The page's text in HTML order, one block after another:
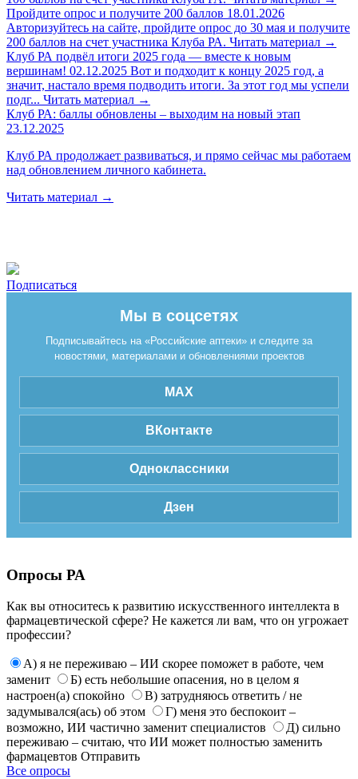
Пройдите опрос и получите 200 баллов 18.01.2026
Авторизуйтесь на сайте, пройдите опрос до 30 мая и получите
200 баллов на счет участника Клуба РА. Читать материал →
Клуб РА подвёл итоги 2025 года — вместе к новым
вершинам! 02.12.2025 Вот и подходит к концу 2025 год, а
значит, настало время подводить итоги. За этот год мы успели
подг... Читать материал →
Клуб РА: баллы обновлены – выходим на новый этап
23.12.2025
Клуб РА продолжает развиваться, и прямо сейчас мы работаем
над обновлением личного кабинета.
Читать материал →
Подписаться
Мы в соцсетях
Подписывайтесь на «Российские аптеки» и следите за
новостями, материалами и обновлениями проектов
MAX
ВКонтакте
Одноклассники
Дзен
Опросы РА
Как вы относитесь к развитию искусственного интеллекта в
фармацевтической сфере? Не кажется ли вам, что он угрожает
профессии?
А) я не переживаю – ИИ скорее поможет в работе, чем
заменит
Б) есть небольшие опасения, но в целом я
настроен(а) спокойно
В) затрудняюсь ответить / не
задумывался(ась) об этом
Г) меня это беспокоит –
возможно, ИИ частично заменит специалистов
Д) сильно
переживаю – считаю, что ИИ может полностью заменить
фармацевтов Отправить
Все опросы